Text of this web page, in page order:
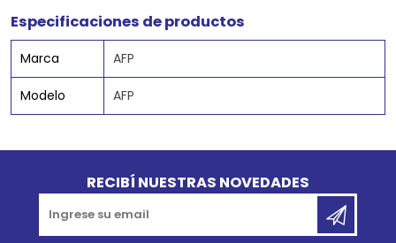
Especificaciones de productos
Marca AFP
Modelo AFP
RECIBÍ NUESTRAS NOVEDADES